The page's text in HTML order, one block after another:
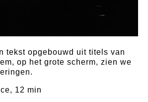
tekst opgebouwd uit titels van
op het grote scherm, zien we
12 min